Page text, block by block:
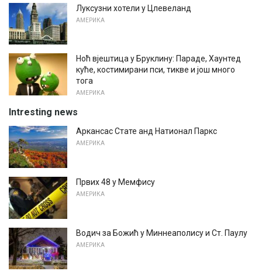
Луксузни хотели у Цлевеланд
АМЕРИКА
Ноћ вјештица у Бруклину: Параде, Хаунтед
куће, костимирани пси, тикве и још много
тога
АМЕРИКА
Intresting news
Аркансас Стате анд Натионал Паркс
АМЕРИКА
Првих 48 у Мемфису
АМЕРИКА
Водич за Божић у Миннеаполису и Ст. Паулу
АМЕРИКА